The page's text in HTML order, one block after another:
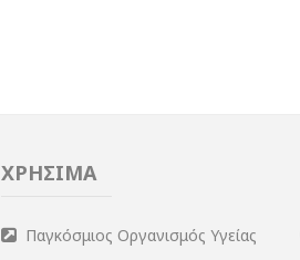
ΧΡΗΣΙΜΑ
Παγκόσμιος Οργανισμός Υγείας